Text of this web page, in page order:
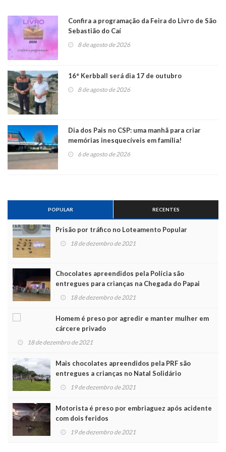
Confira a programação da Feira do Livro de São
Sebastião do Caí
8 de agosto de 2026
16° Kerbball será dia 17 de outubro
8 de agosto de 2026
Dia dos Pais no CSP: uma manhã para criar
memórias inesquecíveis em família!
6 de agosto de 2026
POPULAR RECENTES
Prisão por tráfico no Loteamento Popular
18 de dezembro de 2021
Chocolates apreendidos pela Polícia são
entregues para crianças na Chegada do Papai
Noel
18 de dezembro de 2021
Homem é preso por agredir e manter mulher em
cárcere privado
18 de dezembro de 2021
Mais chocolates apreendidos pela PRF são
entregues a crianças no Natal Solidário
19 de dezembro de 2021
Motorista é preso por embriaguez após acidente
com dois feridos
19 de dezembro de 2021